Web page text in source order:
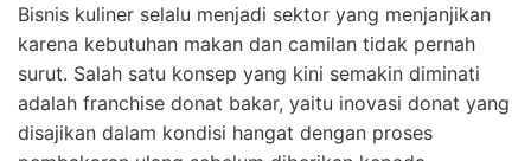
Bisnis kuliner selalu menjadi sektor yang menjanjikan
karena kebutuhan makan dan camilan tidak pernah
surut. Salah satu konsep yang kini semakin diminati
adalah franchise donat bakar, yaitu inovasi donat yang
disajikan dalam kondisi hangat dengan proses